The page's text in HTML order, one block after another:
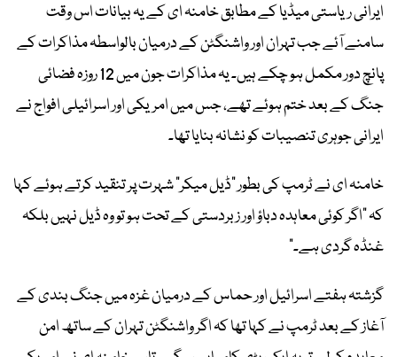
ایرانی ریاستی میڈیا کے مطابق خامنہ ای کے یہ بیانات اس وقت
سامنے آئے جب تہران اور واشنگٹن کے درمیان بالواسطہ مذاکرات کے
پانچ دور مکمل ہو چکے ہیں۔ یہ مذاکرات جون میں 12 روزہ فضائی
جنگ کے بعد ختم ہوئے تھے، جس میں امریکی اور اسرائیلی افواج نے
ایرانی جوہری تنصیبات کو نشانہ بنایا تھا۔
خامنہ ای نے ٹرمپ کی بطور “ڈیل میکر” شہرت پر تنقید کرتے ہوئے کہا
کہ “اگر کوئی معاہدہ دباؤ اور زبردستی کے تحت ہو تو وہ ڈیل نہیں بلکہ
غنڈہ گردی ہے۔”
گزشتہ ہفتے اسرائیل اور حماس کے درمیان غزہ میں جنگ بندی کے
آغاز کے بعد ٹرمپ نے کہا تھا کہ اگر واشنگٹن تہران کے ساتھ امن